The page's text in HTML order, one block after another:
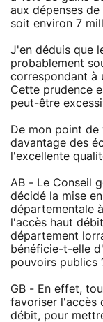
aux dépenses
soit environ 7
J'en déduis que
probablement
correspondant à
Cette prudence
peut-être
De mon point de
davantage des
l'excellente
AB - Le Conseil
décidé la mise
départementale
l'accès haut
département
bénéficie-t-elle
pouvoirs publics
GB - En effet,
favoriser l'accès
débit, pour